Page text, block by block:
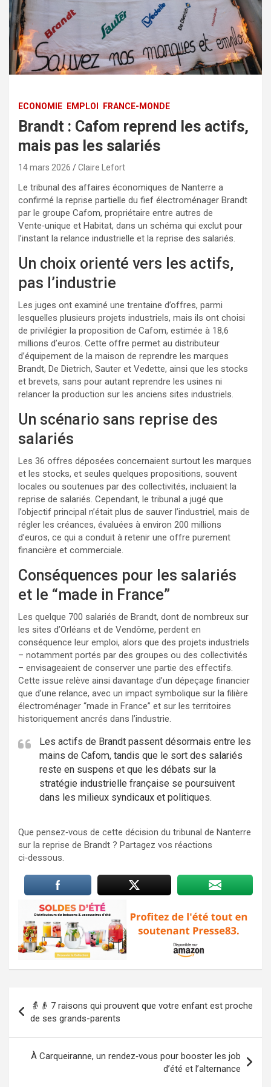
ECONOMIE EMPLOI FRANCE-MONDE
Brandt : Cafom reprend les actifs,
mais pas les salariés
14 mars 2026 Claire Lefort
Le tribunal des affaires économiques de Nanterre a
confirmé la reprise partielle du fief électroménager Brandt
par le groupe Cafom, propriétaire entre autres de
Vente‑unique et Habitat, dans un schéma qui exclut pour
l’instant la relance industrielle et la reprise des salariés.
Un choix orienté vers les actifs,
pas l’industrie
Les juges ont examiné une trentaine d’offres, parmi
lesquelles plusieurs projets industriels, mais ils ont choisi
de privilégier la proposition de Cafom, estimée à 18,6
millions d’euros. Cette offre permet au distributeur
d’équipement de la maison de reprendre les marques
Brandt, De Dietrich, Sauter et Vedette, ainsi que les stocks
et brevets, sans pour autant reprendre les usines ni
relancer la production sur les anciens sites industriels.
Un scénario sans reprise des
salariés
Les 36 offres déposées concernaient surtout les marques
et les stocks, et seules quelques propositions, souvent
locales ou soutenues par des collectivités, incluaient la
reprise de salariés. Cependant, le tribunal a jugé que
l’objectif principal n’était plus de sauver l’industriel, mais de
régler les créances, évaluées à environ 200 millions
d’euros, ce qui a conduit à retenir une offre purement
financière et commerciale.
Conséquences pour les salariés
et le “made in France”
Les quelque 700 salariés de Brandt, dont de nombreux sur
les sites d’Orléans et de Vendôme, perdent en
conséquence leur emploi, alors que des projets industriels
– notamment portés par des groupes ou des collectivités
– envisageaient de conserver une partie des effectifs.
Cette issue relève ainsi davantage d’un dépeçage financier
que d’une relance, avec un impact symbolique sur la filière
électroménager “made in France” et sur les territoires
historiquement ancrés dans l’industrie.
Les actifs de Brandt passent désormais entre les
mains de Cafom, tandis que le sort des salariés
reste en suspens et que les débats sur la
stratégie industrielle française se poursuivent
dans les milieux syndicaux et politiques.
Que pensez‑vous de cette décision du tribunal de Nanterre
sur la reprise de Brandt ? Partagez vos réactions
ci‑dessous.
de
l’article
👵👴 7 raisons qui prouvent que votre enfant est proche
de ses grands-parents
À Carqueiranne, un rendez‑vous pour booster les job
d’été et l’alternance